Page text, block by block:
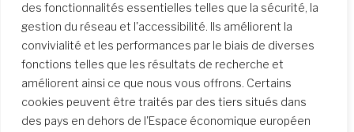
des fonctionnalités essentielles telles que la sécurité, la
gestion du réseau et l'accessibilité. Ils améliorent la
convivialité et les performances par le biais de diverses
fonctions telles que les résultats de recherche et
améliorent ainsi ce que nous vous offrons. Certains
cookies peuvent être traités par des tiers situés dans
des pays en dehors de l'Espace économique européen